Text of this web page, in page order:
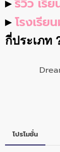
▸ โรงเรีย
กี่ประเภท
โปรโมชั่น